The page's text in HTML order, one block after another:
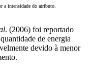
a intensidade do atributo.
. (2006) foi reportado
de energia
devido à menor